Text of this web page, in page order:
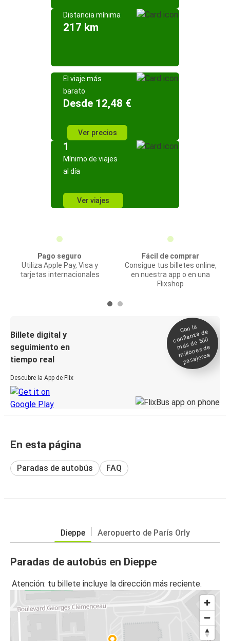
Distancia mínima
217 km
El viaje más
barato
Desde 12,48 €
Ver precios
1
Mínimo de viajes
al día
Ver viajes
Pago seguro
Utiliza Apple Pay, Visa y
tarjetas internacionales
Fácil de comprar
Consigue tus billetes online,
en nuestra app o en una
Flixshop
Billete digital y
seguimiento en
tiempo real
Descubre la App de Flix
Con la
confianza de
más de 500
millones de
pasajeros
En esta página
Paradas de autobús FAQ
Dieppe Aeropuerto de París Orly
Paradas de autobús en Dieppe
Atención: tu billete incluye la dirección más reciente.